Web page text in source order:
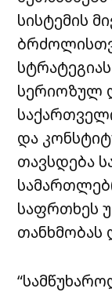
სისტემის
სერიოზულ
და
თავსდება
საფრთხეს
თანხმობას